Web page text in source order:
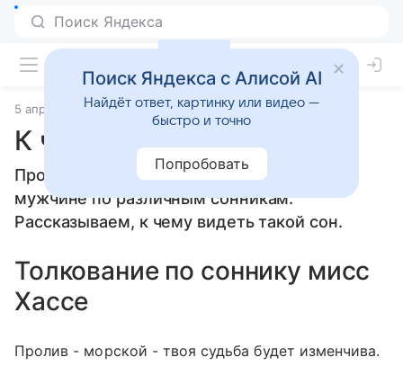
5 апреля 2010 Сонники
К чему снится Пролив
Пролив: толкование сна женщине или
мужчине по различным сонникам.
Рассказываем, к чему видеть такой сон.
Толкование по соннику мисс
Хассе
Пролив - морской - твоя судьба будет изменчива.
Поиск Яндекса с Алисой AI
Найдёт ответ, картинку или видео —
быстро и точно
Попробовать